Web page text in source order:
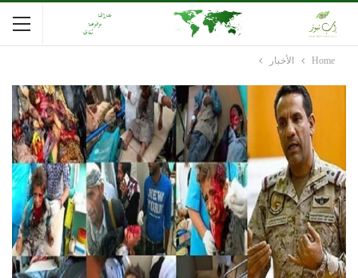
Home الأخبار